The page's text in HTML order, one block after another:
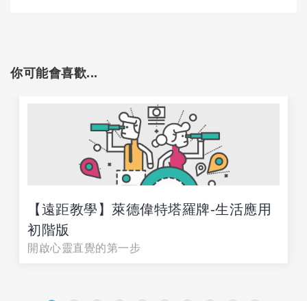
你可能會喜歡...
【遠距教學】萊德偉特塔羅牌-生活應用
初階版
開啟心靈直覺的第一步